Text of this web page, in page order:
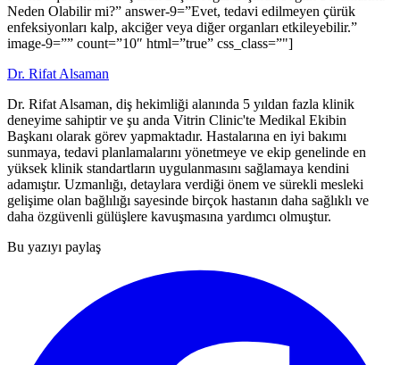
Neden Olabilir mi?” answer-9=”Evet, tedavi edilmeyen çürük
enfeksiyonları kalp, akciğer veya diğer organları etkileyebilir.”
image-9=”” count=”10″ html=”true” css_class=”"]
Dr. Rifat Alsaman
Dr. Rifat Alsaman, diş hekimliği alanında 5 yıldan fazla klinik
deneyime sahiptir ve şu anda Vitrin Clinic'te Medikal Ekibin
Başkanı olarak görev yapmaktadır. Hastalarına en iyi bakımı
sunmaya, tedavi planlamalarını yönetmeye ve ekip genelinde en
yüksek klinik standartların uygulanmasını sağlamaya kendini
adamıştır. Uzmanlığı, detaylara verdiği önem ve sürekli mesleki
gelişime olan bağlılığı sayesinde birçok hastanın daha sağlıklı ve
daha özgüvenli gülüşlere kavuşmasına yardımcı olmuştur.
Bu yazıyı paylaş